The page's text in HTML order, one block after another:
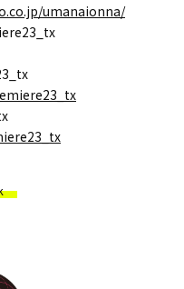
umanaionna/